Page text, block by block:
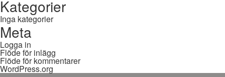
Kategorier
Inga kategorier
Meta
Logga in
Flöde för inlägg
Flöde för kommentarer
WordPress.org